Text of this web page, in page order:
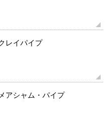
レイパイプ
アシャム・パイプ